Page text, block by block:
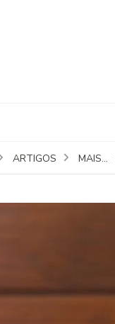
ARTIGOS MAIS...